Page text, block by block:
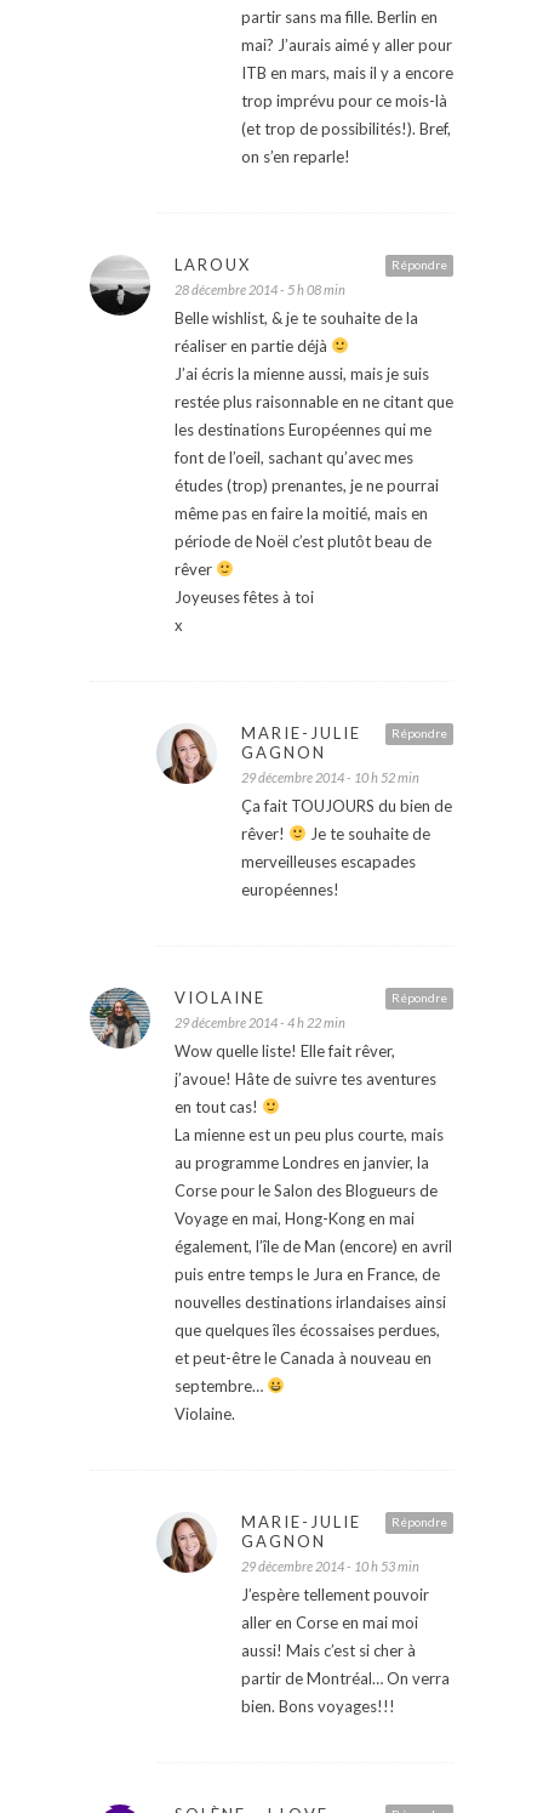
partir sans ma fille. Berlin en
mai? J’aurais aimé y aller pour
ITB en mars, mais il y a encore
trop imprévu pour ce mois-là
(et trop de possibilités!). Bref,
on s’en reparle!
Répondre
LAROUX
28 décembre 2014 - 5 h 08 min
Belle wishlist, & je te souhaite de la
réaliser en partie déjà
J’ai écris la mienne aussi, mais je suis
restée plus raisonnable en ne citant que
les destinations Européennes qui me
font de l’oeil, sachant qu’avec mes
études (trop) prenantes, je ne pourrai
même pas en faire la moitié, mais en
période de Noël c’est plutôt beau de
rêver
Joyeuses fêtes à toi
x
Répondre
MARIE-JULIE
GAGNON
29 décembre 2014 - 10 h 52 min
Ça fait TOUJOURS du bien de
rêver!
Je te souhaite de
merveilleuses escapades
européennes!
Répondre
VIOLAINE
29 décembre 2014 - 4 h 22 min
Wow quelle liste! Elle fait rêver,
j’avoue! Hâte de suivre tes aventures
en tout cas!
La mienne est un peu plus courte, mais
au programme Londres en janvier, la
Corse pour le Salon des Blogueurs de
Voyage en mai, Hong-Kong en mai
également, l’île de Man (encore) en avril
puis entre temps le Jura en France, de
nouvelles destinations irlandaises ainsi
que quelques îles écossaises perdues,
et peut-être le Canada à nouveau en
septembre…
Violaine.
Répondre
MARIE-JULIE
GAGNON
29 décembre 2014 - 10 h 53 min
J’espère tellement pouvoir
aller en Corse en mai moi
aussi! Mais c’est si cher à
partir de Montréal… On verra
bien. Bons voyages!!!